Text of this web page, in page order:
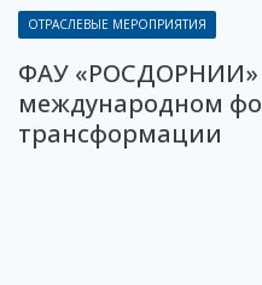
ОТРАСЛЕВЫЕ МЕРОПРИЯТИЯ
ФАУ «РОСДОРНИИ»
международном
трансформации